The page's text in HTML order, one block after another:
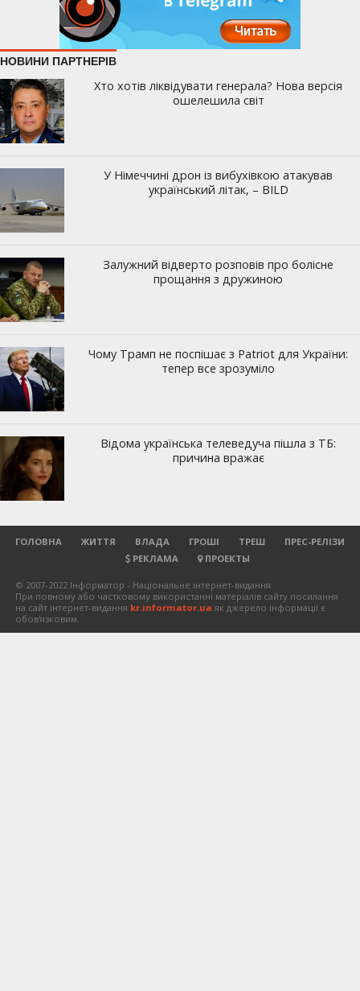
ГОЛОВНА ЖИТТЯ ВЛАДА ГРОШІ ТРЕШ
ПРЕС-РЕЛІЗИ
РЕКЛАМА
ПРОЕКТЫ
© 2007-2022 Інформатор - Національне інтернет-видання.
При повному або частковому використанні матеріалів сайту посилання
на сайт інтернет-видання kr.informator.ua як джерело інформації є
обов'язковим.